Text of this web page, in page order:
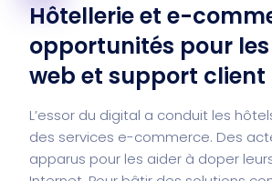
Hôtellerie et e-
opportunités pour
web et support client
L’essor du digital a conduit les
des services e-commerce. Des
apparus pour les aider à doper